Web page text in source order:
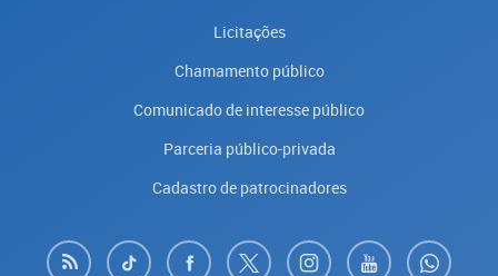
Licitações
Chamamento público
Comunicado de interesse público
Parceria público-privada
Cadastro de patrocinadores